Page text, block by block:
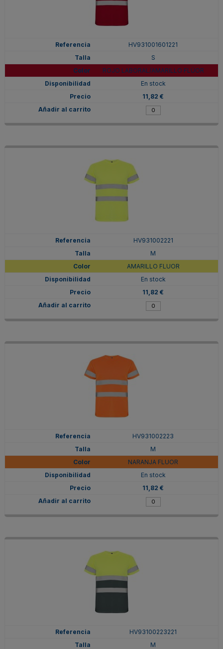
HV931001601221
S
ROJO LABORAL/AMARILLO FLÚOR
En stock
11,82 €
HV931002221
M
AMARILLO FLUOR
En stock
11,82 €
HV931002223
M
NARANJA FLUOR
En stock
11,82 €
HV93100223221
M